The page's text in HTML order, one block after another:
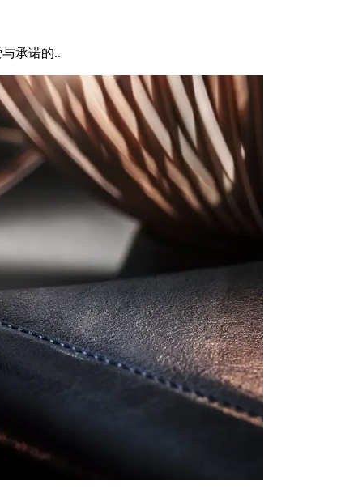
承诺的..